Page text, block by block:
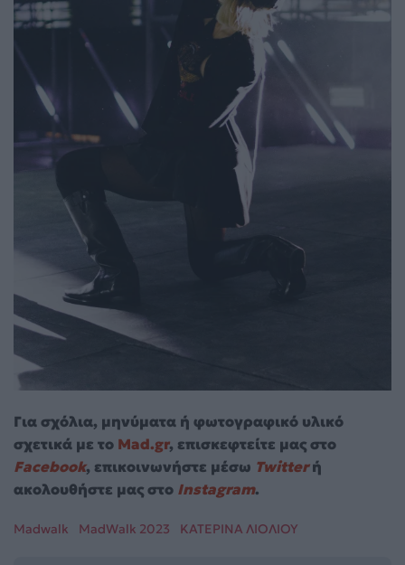
Για σχόλια, μηνύματα ή φωτογραφικό υλικό
σχετικά με το Mad.gr, επισκεφτείτε μας στο
Facebook, επικοινωνήστε μέσω Twitterή
ακολουθήστε μας στο Instagram.
Madwalk MadWalk 2023 ΚΑΤΕΡΙΝΑ ΛΙΟΛΙΟΥ